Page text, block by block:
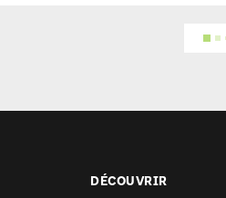
DÉCOUVRIR